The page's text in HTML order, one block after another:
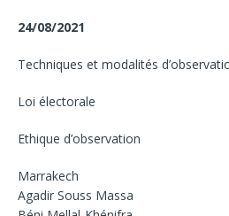
24/08/2021
Techniques et modalités
Loi électorale
Ethique d’observation
Marrakech
Agadir Souss Massa